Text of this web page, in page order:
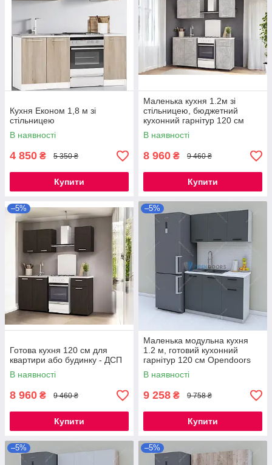
Кухня Економ 1,8 м зі
стільницею
В наявності
4 850 ₴ 5 350 ₴
Купити
Маленька кухня 1.2м зі
стільницею, бюджетний
кухонний гарнітур 120 см
Opendoors
В наявності
8 960 ₴ 9 460 ₴
Купити
–5%
Готова кухня 120 см для
квартири або будинку - ДСП
В наявності
8 960 ₴ 9 460 ₴
Купити
–5%
Маленька модульна кухня
1.2 м, готовий кухонний
гарнітур 120 см Opendoors
В наявності
9 258 ₴ 9 758 ₴
Купити
–5% –5%